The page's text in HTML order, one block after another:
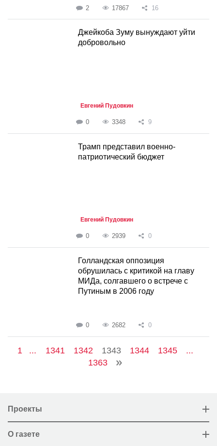
2 17867 16
Джейкоба Зуму вынуждают уйти
добровольно
Евгений Пудовкин
0 3348 9
Трамп представил военно-
патриотический бюджет
Евгений Пудовкин
0 2939 0
Голландская оппозиция
обрушилась с критикой на главу
МИДа, солгавшего о встрече с
Путиным в 2006 году
0 2682 0
1 ... 1341 1342 1343 1344 1345
...
1363
Проекты
О газете